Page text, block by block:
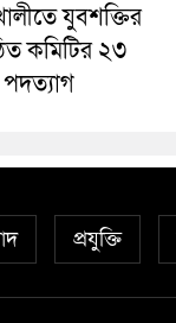
যুবশক্তির
কমিটির ২৩
প্রযুক্তি